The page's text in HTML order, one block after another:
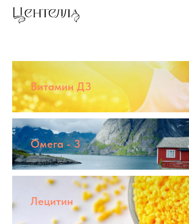
Витамин Д3
Омега - 3
Лецитин